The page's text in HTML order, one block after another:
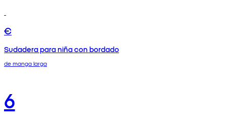
€
Sudadera para niña con bordado
de manga larga
6